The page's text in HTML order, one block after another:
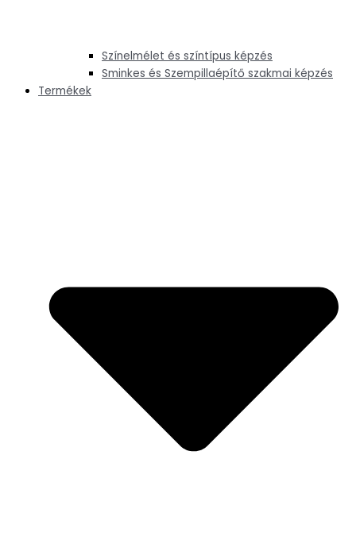
Színelmélet és színtípus képzés
Sminkes és Szempillaépítő szakmai képzés
Termékek